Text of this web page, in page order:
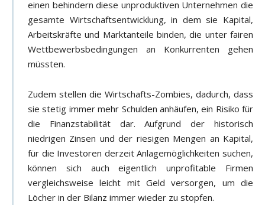
einen behindern diese unproduktiven Unternehmen die
gesamte Wirtschaftsentwicklung, in dem sie Kapital,
Arbeitskräfte und Marktanteile binden, die unter fairen
Wettbewerbsbedingungen an Konkurrenten gehen
müssten.
Zudem stellen die Wirtschafts-Zombies, dadurch, dass
sie stetig immer mehr Schulden anhäufen, ein Risiko für
die Finanzstabilität dar. Aufgrund der historisch
niedrigen Zinsen und der riesigen Mengen an Kapital,
für die Investoren derzeit Anlagemöglichkeiten suchen,
können sich auch eigentlich unprofitable Firmen
vergleichsweise leicht mit Geld versorgen, um die
Löcher in der Bilanz immer wieder zu stopfen.